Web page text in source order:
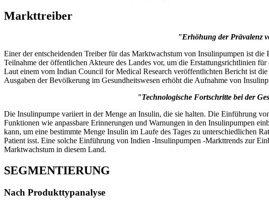
Markttreiber
"Erhöhung der Prävalenz
Einer der entscheidenden Treiber für das Marktwachstum von Insulinpumpen ist
Teilnahme der öffentlichen Akteure des Landes vor, um die Erstattungsrichtlinien
Laut einem vom Indian Council for Medical Research veröffentlichten Bericht ist
Ausgaben der Bevölkerung im Gesundheitswesen erhöht die Aufnahme von
"Technologische Fortschritte bei der
Die Insulinpumpe variiert in der Menge an Insulin, die sie halten. Die Einführung
Funktionen wie anpassbare Erinnerungen und Warnungen in den Insulinpumpen
kann, um eine bestimmte Menge Insulin im Laufe des Tages zu unterschiedlichen
Patient isst. Eine solche Einführung von Indien -Insulinpumpen -Markttrends zur
Marktwachstum in diesem Land.
SEGMENTIERUNG
Nach Produkttypanalyse